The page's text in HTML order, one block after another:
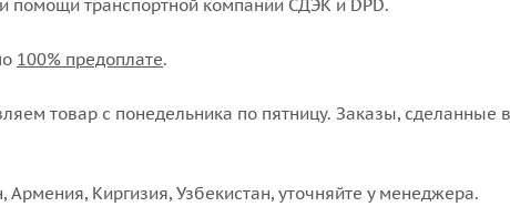
помощи транспортной компании СДЭК и DPD.
100% предоплате.
товар с понедельника по пятницу. Заказы, сделанные
Армения, Киргизия, Узбекистан, уточняйте у менеджера.